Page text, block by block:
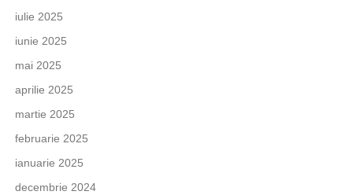
iulie 2025
iunie 2025
mai 2025
aprilie 2025
martie 2025
februarie 2025
ianuarie 2025
decembrie 2024